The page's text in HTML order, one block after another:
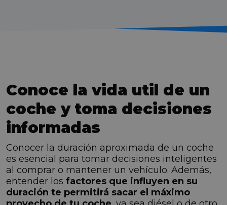
Conoce la vida util de un
coche y toma decisiones
informadas
Conocer la duración aproximada de un coche
es esencial para tomar decisiones inteligentes
al comprar o mantener un vehículo. Además,
entender los factores que influyen en su
duración te permitirá sacar el máximo